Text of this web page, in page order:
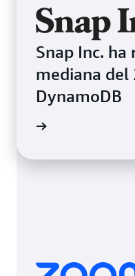
Snap Inc.
mediana del
DynamoDB